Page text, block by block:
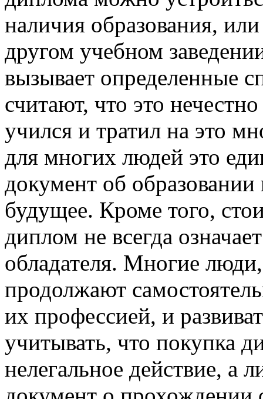
наличия образования,
другом учебном
вызывает определенные
считают, что это
учился и тратил на это
для многих людей это
документ об
будущее. Кроме того,
диплом не всегда
обладателя. Многие
продолжают
их профессией, и
учитывать, что покупка
нелегальное действие, а